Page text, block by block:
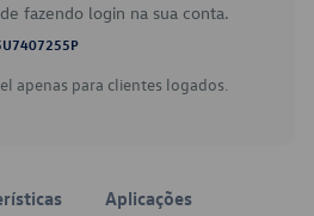
fazendo login na sua conta.
apenas para clientes logados.
Aplicações